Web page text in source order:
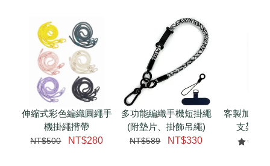
伸縮式彩色編織圓繩手
機掛繩揹帶
NT$500 NT$280
多功能編織手機短掛繩
(附墊片、掛飾吊繩)
NT$589 NT$330
客製加購
支架 腕